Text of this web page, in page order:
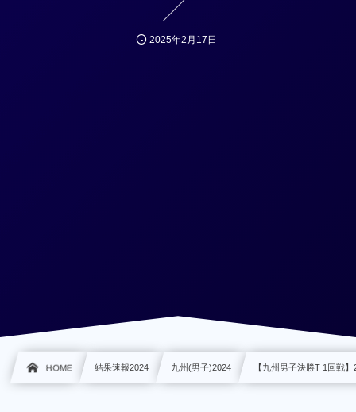
2025年2月17日
HOME 結果速報2024 九州(男子)2024 【九州男子決勝T 1回戦